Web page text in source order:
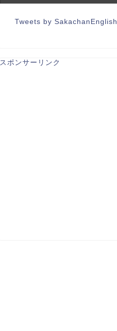
Tweets by SakachanEnglish
スポンサーリンク